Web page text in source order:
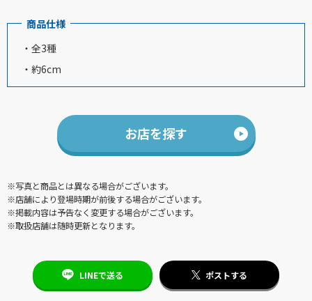
商品仕様
・全3種
・約6cm
お店を探す
※写真と商品とは異なる場合がございます。
※店舗により登場時期が前後する場合がございます。
※掲載内容は予告なく変更する場合がございます。
※取扱店舗は随時更新となります。
LINEで送る ポストする